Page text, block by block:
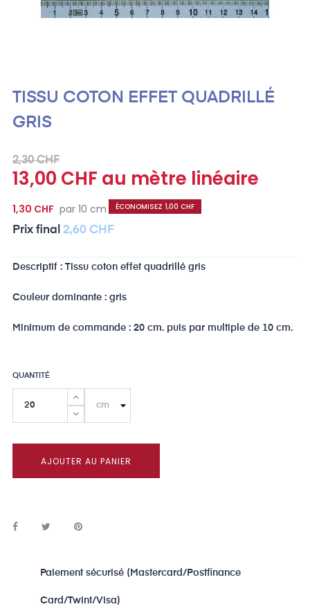
TISSU COTON EFFET QUADRILLÉ
GRIS
2,30 CHF
13,00 CHF au mètre linéaire
1,30 CHF par 10 cm ÉCONOMISEZ 1,00 CHF
Prix ​​final 2,60 CHF
Descriptif : Tissu coton effet quadrillé gris
Couleur dominante : gris
Minimum de commande : 20 cm. puis par multiple de 10 cm.
QUANTITÉ
AJOUTER AU PANIER
Paiement sécurisé (Mastercard/Postfinance
Card/Twint/Visa)